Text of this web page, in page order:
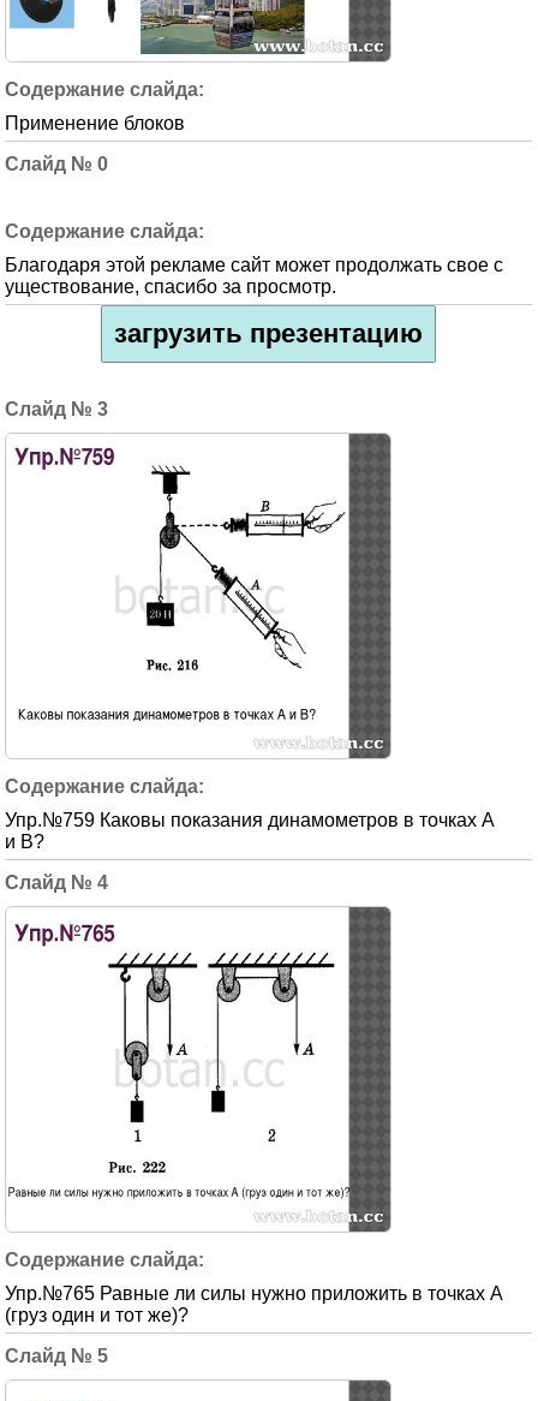
Применение блоков
0
Благодаря этой рекламе сайт может продолжать свое с
уществование, спасибо за просмотр.
загрузить презентацию
3
Упр.№759 Каковы показания динамометров в точках А
и В?
4
Упр.№765 Равные ли силы нужно приложить в точках А
(груз один и тот же)?
5